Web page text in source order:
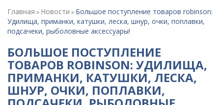
Главная » Новости » Большое поступление товаров robinson:
Удилища, приманки, катушки, леска, шнур, очки, поплавки,
подсачеки, рыболовные аксессуары!
БОЛЬШОЕ ПОСТУПЛЕНИЕ
ТОВАРОВ ROBINSON: УДИЛИЩА,
ПРИМАНКИ, КАТУШКИ, ЛЕСКА,
ШНУР, ОЧКИ, ПОПЛАВКИ,